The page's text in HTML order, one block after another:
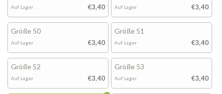
€3,40
Auf Lager €3,40
Auf Lager
Größe 50
€3,40
Auf Lager
Größe 51
€3,40
Auf Lager
Größe 52
€3,40
Auf Lager
Größe 53
€3,40
Auf Lager